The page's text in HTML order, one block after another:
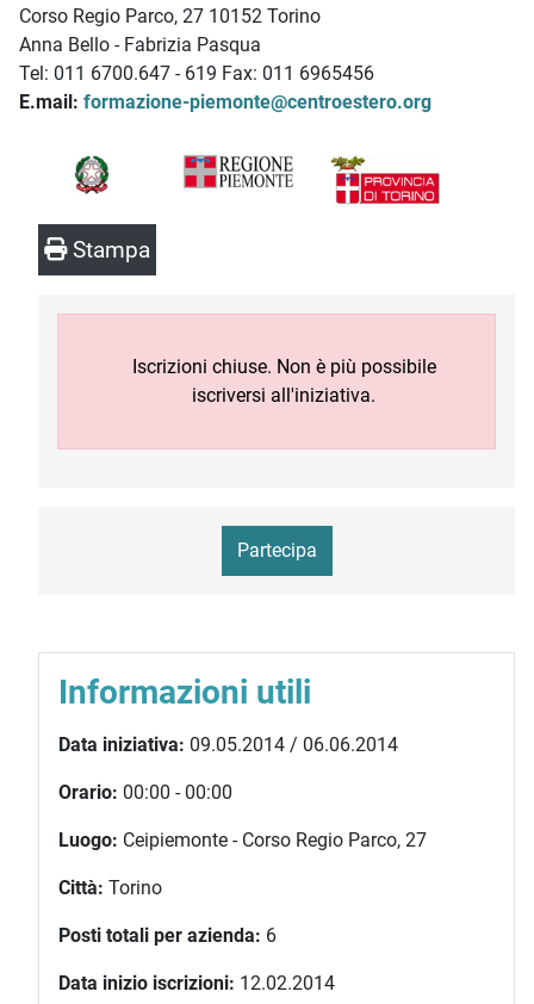
Corso Regio Parco, 27 10152 Torino
Anna Bello - Fabrizia Pasqua
Tel: 011 6700.647 - 619 Fax: 011 6965456
E.mail: formazione-piemonte@centroestero.org
Stampa
Iscrizioni chiuse. Non è più possibile
iscriversi all'iniziativa.
Partecipa
Informazioni utili
Data iniziativa: 09.05.2014 / 06.06.2014
Orario: 00:00 - 00:00
Luogo: Ceipiemonte - Corso Regio Parco, 27
Città: Torino
Posti totali per azienda: 6
Data inizio iscrizioni: 12.02.2014